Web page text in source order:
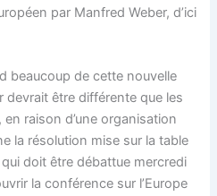
par Manfred Weber, d’ici
beaucoup de cette nouvelle
devrait être différente que les
raison d’une organisation
la résolution mise sur la table
doit être débattue mercredi
la conférence sur l’Europe